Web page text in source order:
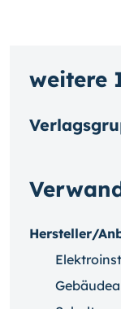
Hersteller/
weitere